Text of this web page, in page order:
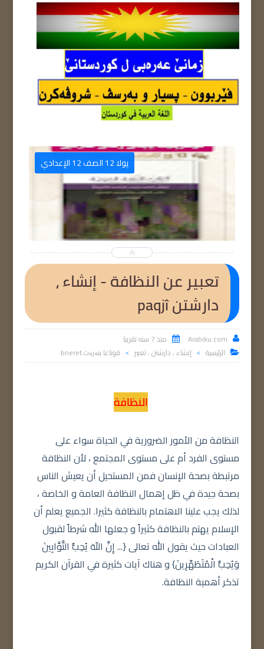
پولا 12 الصف 12 الإعدادي
تعبير عن النظافة - إنشاء ،
دارشتن paqjî

Arabiku.com
 منذ 7 سنه تقريبا
 الرئيسية > إنشاء ، دارشتن ، تعبير > قوناغا بنەرەت bneret
النظافة
النظافة من الأمور الضرورية في الحياة سواء على
مستوى الفرد أم على مستوى المجتمع ، ﻷن النظافة
مرتبطة بصحة الإنسان فمن المستحيل أن يعيش الناس
بصحة جيدة في ظل إهمال النظافة العامة و الخاصة ،
لذلك يجب علينا الاهتمام بالنظافة كثيرا. الجميع يعلم أن
الإسلام يهتم بالنظافة كثيراً و جعلها الله شرطاً لقبول
العبادات حيث يقول الله تعالى {... إِنَّ اللّهَ يُحِبُّ التَّوَّابِينَ
وَيُحِبُّ الْمُتَطَهِّرِينَ} و هناك آيات كثيرة في القرآن الكريم
تذكر أهمية النظافة.